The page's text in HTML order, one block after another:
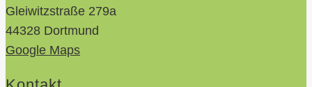
Gleiwitzstraße 279a
44328 Dortmund
Google Maps